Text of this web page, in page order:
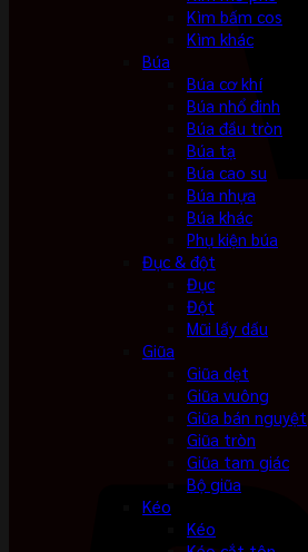
Kìm bấm cos
Kìm khác
Búa
Búa cơ khí
Búa nhổ đinh
Búa đầu tròn
Búa tạ
Búa cao su
Búa nhựa
Búa khác
Phụ kiện búa
Đục & đột
Đục
Đột
Mũi lấy dấu
Giũa
Giũa dẹt
Giũa vuông
Giũa bán nguyệt
Giũa tròn
Giũa tam giác
Bộ giũa
Kéo
Kéo